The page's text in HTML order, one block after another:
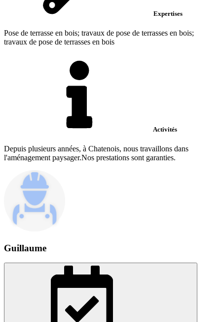
Expertises
Pose de terrasse en bois; travaux de pose de terrasses en bois;
travaux de pose de terrasses en bois
Activités
Depuis plusieurs années, à Chatenois, nous travaillons dans
l'aménagement paysager.Nos prestations sont garanties.
Guillaume